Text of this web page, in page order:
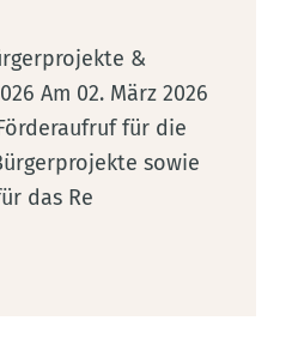
&
Am 02. März 2026
für die
sowie
das Re